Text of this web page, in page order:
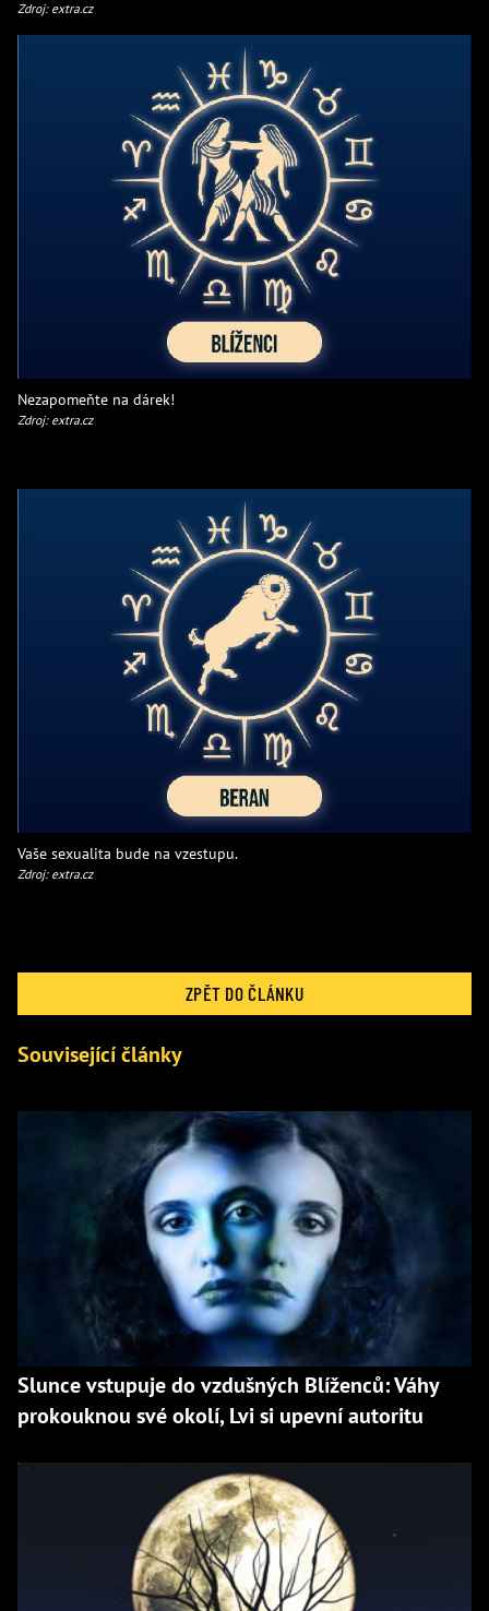
Zdroj: extra.cz
Nezapomeňte na dárek!
Zdroj: extra.cz
Vaše sexualita bude na vzestupu.
Zdroj: extra.cz
ZPĚT DO ČLÁNKU
Související články
Slunce vstupuje do vzdušných Blíženců: Váhy
prokouknou své okolí, Lvi si upevní autoritu